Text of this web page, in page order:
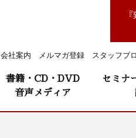
会社案内 メルマガ登録 スタッフブ
書籍・CD・DVD
音声メディア
セミナ